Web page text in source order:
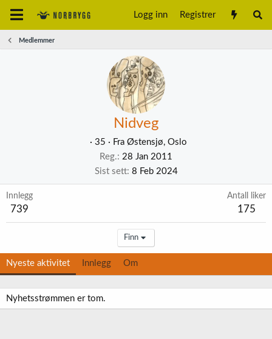
Logg inn Registrer
Medlemmer
Nidveg
· 35 · Fra Østensjø, Oslo
Reg. 28 Jan 2011
Sist sett 8 Feb 2024
Innlegg
739
Antall liker
175
Finn
Nyeste aktivitet Innlegg Om
Nyhetsstrømmen er tom.